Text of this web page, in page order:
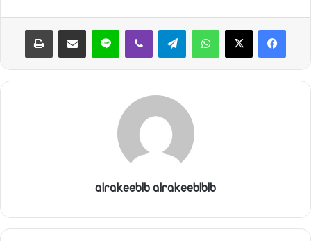
واتساب تيلقرام ڤايبر لاين مشاركة عبر البريد طباعة
alrakeeblb alrakeeblblb